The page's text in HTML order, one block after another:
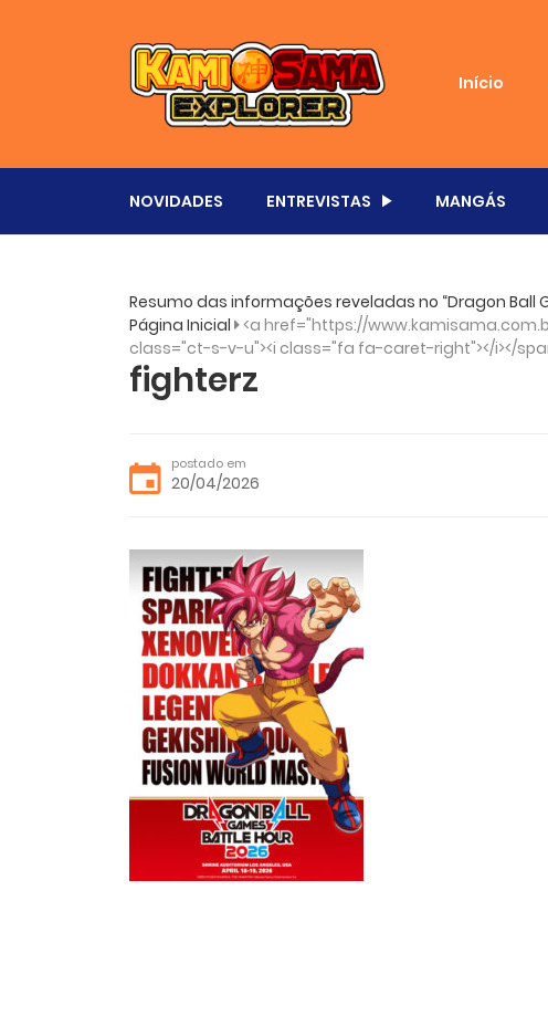
Início
NOVIDADES ENTREVISTAS MANGÁS
Resumo das informações reveladas no “Dragon Ball
Página Inicial <a href="https://
class="ct-s-v-u"><i class="fa fa-caret-right"></i></
fighterz
postado em
20/04/2026